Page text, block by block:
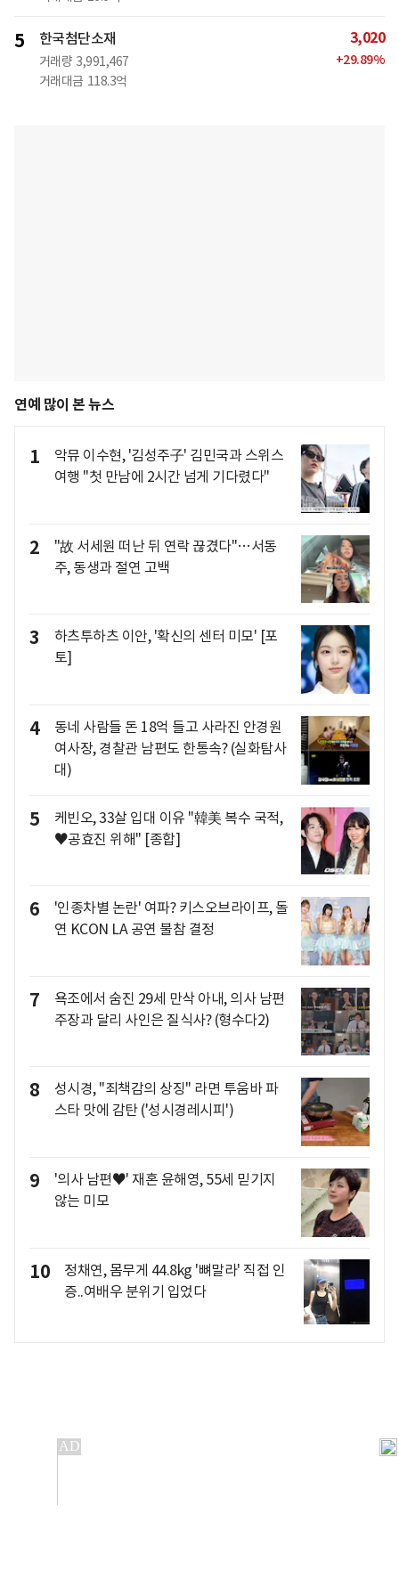
5 한국첨단소재
거래량 3,991,467
거래대금 118.3억
3,020
+29.89%
연예 많이 본 뉴스
1
악뮤 이수현, '김성주子' 김민국과 스위스
여행 "첫 만남에 2시간 넘게 기다렸다"
2
"故 서세원 떠난 뒤 연락 끊겼다"…서동
주, 동생과 절연 고백
3
하츠투하츠 이안, '확신의 센터 미모' [포
토]
4
동네 사람들 돈 18억 들고 사라진 안경원
여사장, 경찰관 남편도 한통속? (실화탐사
대)
5
케빈오, 33살 입대 이유 "韓美 복수 국적,
♥공효진 위해" [종합]
6
'인종차별 논란' 여파? 키스오브라이프, 돌
연 KCON LA 공연 불참 결정
7
욕조에서 숨진 29세 만삭 아내, 의사 남편
주장과 달리 사인은 질식사? (형수다2)
8
성시경, "죄책감의 상징" 라면 투움바 파
스타 맛에 감탄 ('성시경레시피')
9
'의사 남편♥' 재혼 윤해영, 55세 믿기지
않는 미모
10
정채연, 몸무게 44.8kg '뼈말라' 직접 인
증..여배우 분위기 입었다